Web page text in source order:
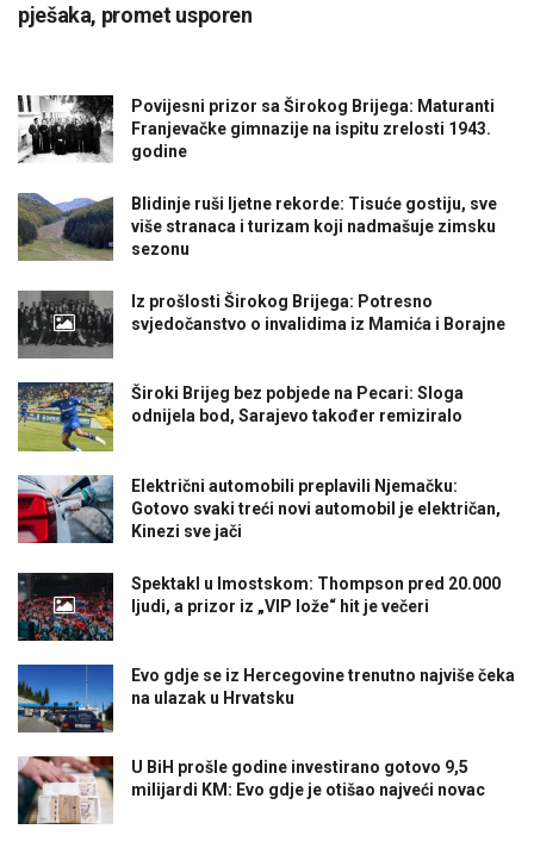
pješaka, promet usporen
Povijesni prizor sa Širokog Brijega: Maturanti
Franjevačke gimnazije na ispitu zrelosti 1943.
godine
Blidinje ruši ljetne rekorde: Tisuće gostiju, sve
više stranaca i turizam koji nadmašuje zimsku
sezonu
Iz prošlosti Širokog Brijega: Potresno
svjedočanstvo o invalidima iz Mamića i Borajne
Široki Brijeg bez pobjede na Pecari: Sloga
odnijela bod, Sarajevo također remiziralo
Električni automobili preplavili Njemačku:
Gotovo svaki treći novi automobil je električan,
Kinezi sve jači
Spektakl u Imostskom: Thompson pred 20.000
ljudi, a prizor iz „VIP lože“ hit je večeri
Evo gdje se iz Hercegovine trenutno najviše čeka
na ulazak u Hrvatsku
U BiH prošle godine investirano gotovo 9,5
milijardi KM: Evo gdje je otišao najveći novac